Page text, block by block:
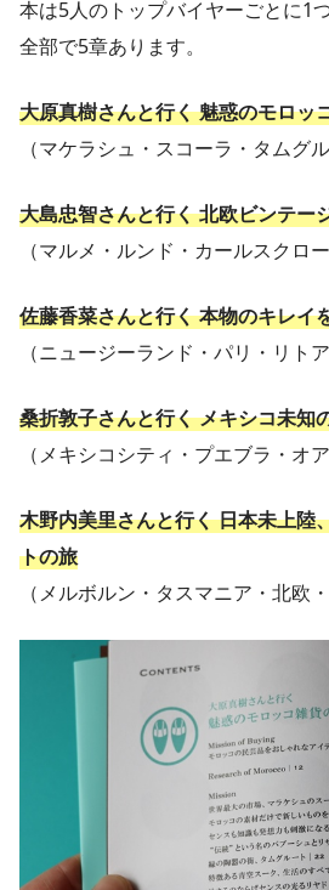
本は5人のトップバイヤーごとに1
全部で5章あります。
大原真樹さんと行く 魅惑のモロッ
（マケラシュ・スコーラ・タムグル
大島忠智さんと行く 北欧ビンテー
（マルメ・ルンド・カールスクロ
佐藤香菜さんと行く 本物のキレイ
（ニュージーランド・パリ・リト
桑折敦子さんと行く メキシコ未知
（メキシコシティ・プエブラ・オア
木野内美里さんと行く 日本未上陸
トの旅
（メルボルン・タスマニア・北欧